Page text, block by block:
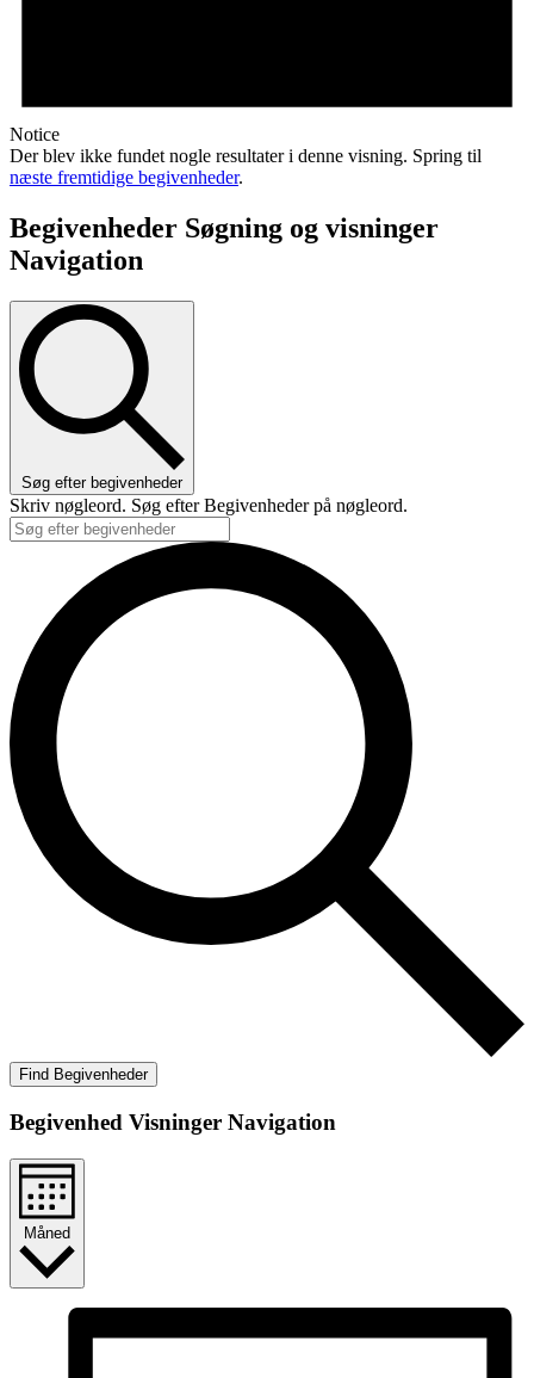
Notice
Der blev ikke fundet nogle resultater i denne visning. Spring til
næste fremtidige begivenheder.
Begivenheder Søgning og visninger
Navigation
Søg efter begivenheder
Skriv nøgleord. Søg efter Begivenheder på nøgleord.
Find Begivenheder
Begivenhed Visninger Navigation
Måned